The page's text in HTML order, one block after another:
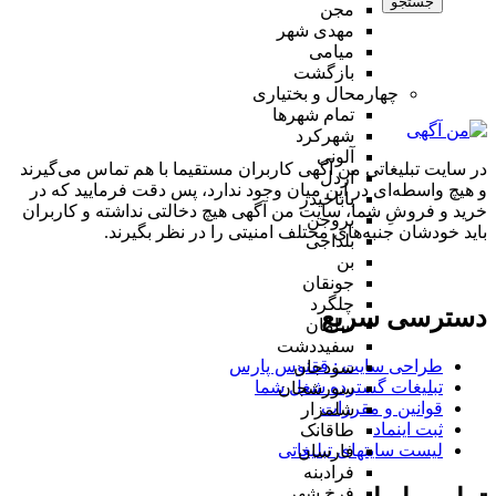
مجن
مهدی شهر
میامی
بازگشت
چهارمحال و بختیاری
تمام شهر‌ها
شهرکرد
آلونی
اردل
باباحیدر
بروجن
بلداجی
بن
جونقان
چلگرد
سامان
سفیددشت
سودجان
سورشجان
شلمزار
طاقانک
فارسان
فرادبنه
در سایت تبلیغاتی من آگهی کاربران مستقیما با هم تماس می‌گیرند
و هیچ واسطه‌ای در این میان وجود ندارد، پس دقت فرمایید که در
خرید و فروشِ شما، سایت من آگهی هیچ دخالتی نداشته و کاربران
باید خودشان جنبه‌های مختلف امنیتی را در نظر بگیرند.
دسترسی سریع
طراحی سایت :‌ ققنوس پارس
تبلیغات گسترده شغل شما
قوانین و مقررات
ثبت اینماد
لیست سایتهای تبلیغاتی